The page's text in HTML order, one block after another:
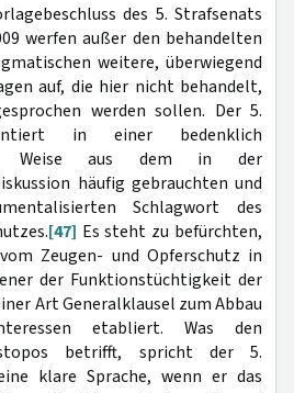
des 5. Strafsenats
werfen außer den behandelten
weitere, überwiegend
auf, die hier nicht behandelt,
werden sollen. Der 5.
in einer bedenklich
Weise aus dem in der
häufig gebrauchten und
Schlagwort des
[47] Es steht zu befürchten,
Zeugen- und Opferschutz in
der Funktionstüchtigkeit der
Art Generalklausel zum Abbau
etabliert. Was den
betrifft, spricht der 5.
klare Sprache, wenn er das